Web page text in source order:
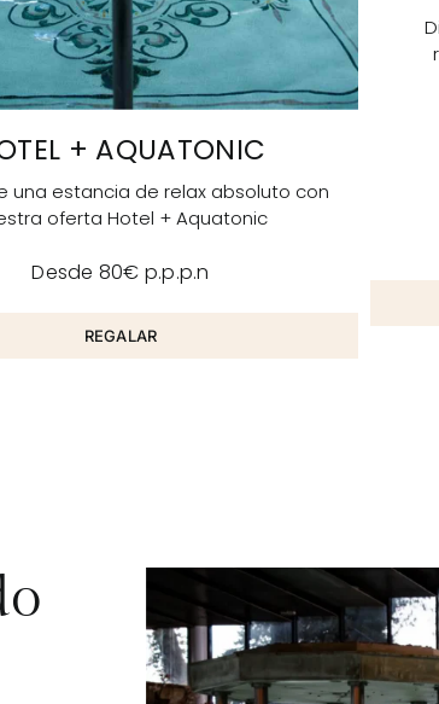
+ AQUATONIC
una estancia de relax absoluto con
oferta Hotel + Aquatonic
Desde 80€ p.p.p.n
REGALAR